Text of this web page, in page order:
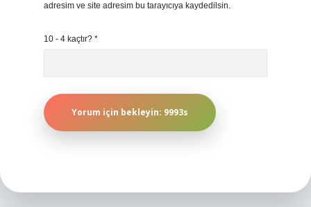
adresim ve site adresim bu tarayıcıya kaydedilsin.
10 - 4 kaçtır? *